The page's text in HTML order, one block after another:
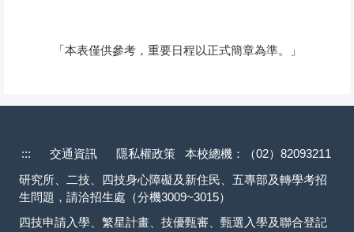
「本表僅供參考，重要日程以正式簡章為準。」
::: 交通資訊 隱私權政策
本校總機：（02）82093211
研究所、二技、四技身心障礙及新住民、五專部及轉學考招
生問題，請洽招生處（分機3009~3015）
四技申請入學、繁星計畫、技優甄審、甄選入學及聯合登記